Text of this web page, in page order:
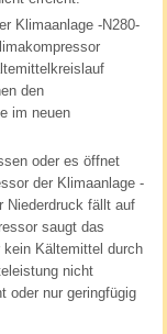
Klimaanlage -N280-
den
im neuen
oder es öffnet
der Klimaanlage -
Niederdruck fällt auf
saugt das
kein Kältemittel durch
nicht
oder nur geringfügig